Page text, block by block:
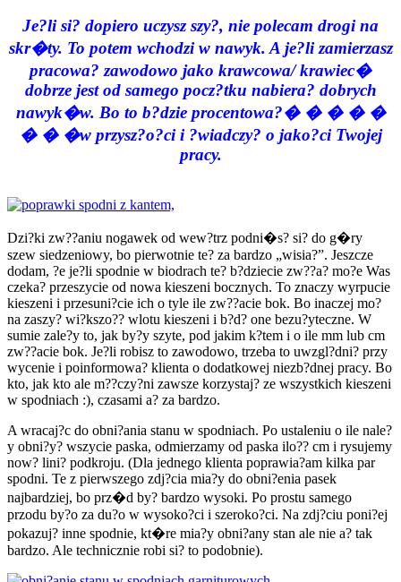
Je?li si? dopiero uczysz szy?, nie polecam drogi na
skr�ty. To potem wchodzi w nawyk. A je?li zamierzasz
pracowa? zawodowo jako krawcowa/ krawiec�
dobrze jest od samego pocz?tku nabiera? dobrych
nawyk�w. Bo to b?dzie procentowa?� � � � �
� � �w przysz?o?ci i ?wiadczy? o jako?ci Twojej
pracy.
Dzi?ki zw??aniu nogawek od wew?trz podni�s? si? do g�ry
szew siedzeniowy, bo pierwotnie te? za bardzo „wisia?”. Jeszcze
dodam, ?e je?li spodnie w biodrach te? b?dziecie zw??a? mo?e Was
czeka? przeszycie od nowa kieszeni bocznych. To znaczy wyrpucie
kieszeni i przesuni?cie ich o tyle ile zw??acie bok. Bo inaczej mo?
na zaszy? wi?kszo?? wlotu kieszeni i b?d? one bezu?yteczne. W
sumie zale?y to, jak by?y szyte, pod jakim k?tem i o ile mm lub cm
zw??acie bok. Je?li robisz to zawodowo, trzeba to uwzgl?dni? przy
wycenie i poinformowa? klienta o dodatkowej niezb?dnej pracy. Bo
kto, jak kto ale m??czy?ni zawsze korzystaj? ze wszystkich kieszeni
w spodniach :), czasami a? za bardzo.
A wracaj?c do obni?ania stanu w spodniach. Po ustaleniu o ile nale?
y obni?y? wszycie paska, odmierzamy od paska ilo?? cm i rysujemy
now? lini? podkroju. (Dla jednego klienta poprawia?am kilka par
spodni. Te z pierwszego zdj?cia mia?y do obni?enia pasek
najbardziej, bo prz�d by? bardzo wysoki. Po prostu samego
przodu by?o za du?o w wysoko?ci i szeroko?ci. Na zdj?ciu poni?ej
pokazuj? inne spodnie, kt�re mia?y obni?any stan ale nie a? tak
bardzo. Ale technicznie robi si? to podobnie).